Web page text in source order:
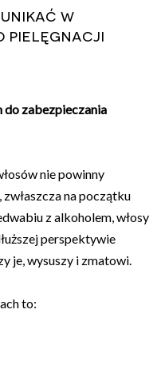
w
pielęgnacji
do zabezpieczania
nie powinny
, zwłaszcza na początku
z alkoholem, włosy
perspektywie
je, wysuszy i zmatowi.
to: